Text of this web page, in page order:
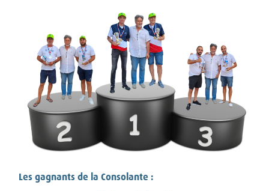
Les gagnants de la Consolante :